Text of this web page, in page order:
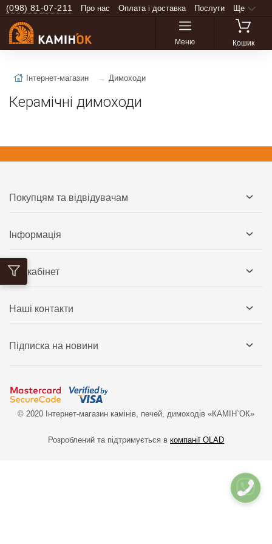
(098) 81-07-211 Про нас Оплата і доставка Послуги Ще
Меню Кошик
Інтернет-магазин Димоходи
Керамічні димоходи
Покупцям та відвідувачам
Інформація
Мій кабінет
Наші контакти
Підписка на новини
© 2020 Інтернет-магазин камінів, печей, димоходів «КАМІН`ОК»
Розроблений та підтримується в компанії OLAD